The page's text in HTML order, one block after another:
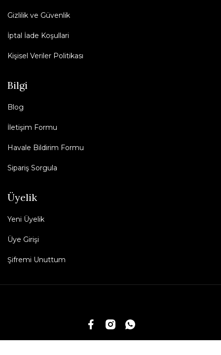
Gizlilik ve Güvenlik
İptal İade Koşullari
Kişisel Veriler Politikası
Bilgi
Blog
İletişim Formu
Havale Bildirim Formu
Sipariş Sorgula
Üyelik
Yeni Üyelik
Üye Girişi
Şifremi Unuttum